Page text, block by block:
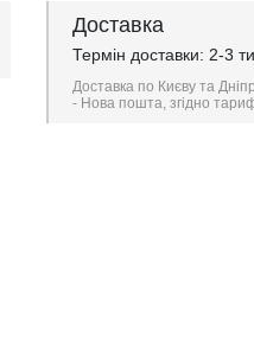
Доставка
Термін доставки: 2-3
Доставка по Києву та
- Нова пошта, згідно